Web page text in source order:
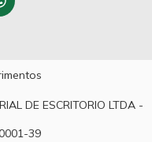
DE ESCRITORIO LTDA -
39